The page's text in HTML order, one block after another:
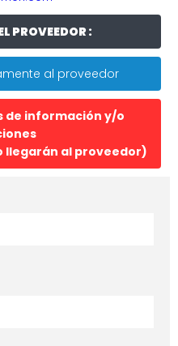
PROVEEDOR :
al proveedor
de información y/o
llegarán al proveedor)